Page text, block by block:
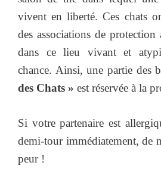
vivent en liberté. Ces chats
des associations de
dans ce lieu vivant et
chance. Ainsi, une partie des
des Chats » est réservée à la
Si votre partenaire est
demi-tour immédiatement, de
peur !